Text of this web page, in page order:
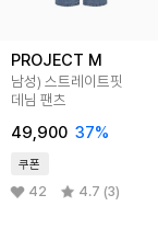
PROJECT M
남성) 스트레이트핏
데님 팬츠
49,900 37%
쿠폰
42 4.7 (3)